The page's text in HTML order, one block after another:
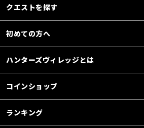
クエストを探す
初めての方へ
ハンターズヴィレッジとは
コインショップ
ランキング